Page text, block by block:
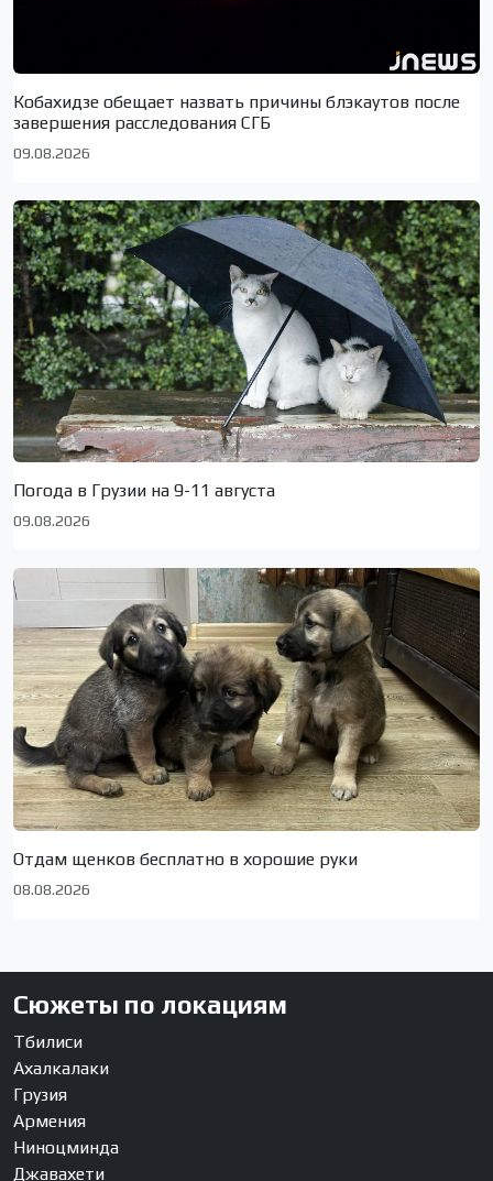
Кобахидзе обещает назвать причины блэкаутов после
завершения расследования СГБ
09.08.2026
Погода в Грузии на 9-11 августа
09.08.2026
Отдам щенков бесплатно в хорошие руки
08.08.2026
Сюжеты по локациям
Тбилиси
Ахалкалаки
Грузия
Армения
Ниноцминда
Джавахети